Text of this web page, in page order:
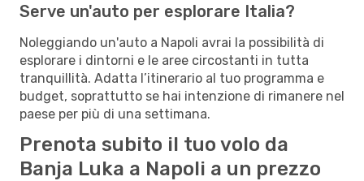
Serve un'auto per esplorare Italia?
Noleggiando un'auto a Napoli avrai la possibilità di
esplorare i dintorni e le aree circostanti in tutta
tranquillità. Adatta l’itinerario al tuo programma e
budget, soprattutto se hai intenzione di rimanere nel
paese per più di una settimana.
Prenota subito il tuo volo da
Banja Luka a Napoli a un prezzo